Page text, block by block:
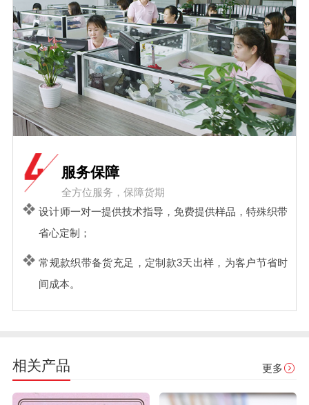
服务保障
全方位服务，保障货期
设计师一对一提供技术指导，免费提供样品，特殊织带
省心定制；
常规款织带备货充足，定制款3天出样，为客户节省时
间成本。
相关产品 更多